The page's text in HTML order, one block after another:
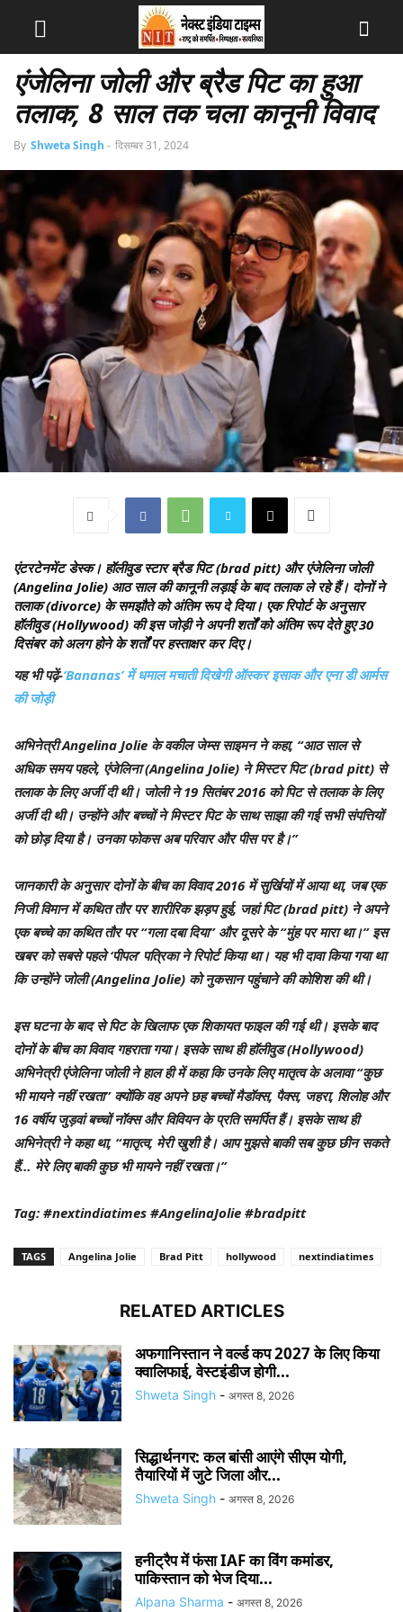
एंजेलिना जोली और ब्रैड पिट का हुआ
तलाक, 8 साल तक चला कानूनी विवाद
By Shweta Singh - दिसम्बर 31, 2024
एंटरटेनमेंट डेस्क। हॉलीवुड स्टार ब्रैड पिट (brad pitt) और एंजेलिना जोली
(Angelina Jolie) आठ साल की कानूनी लड़ाई के बाद तलाक ले रहे हैं। दोनों ने
तलाक (divorce) के समझौते को अंतिम रूप दे दिया। एक रिपोर्ट के अनुसार
हॉलीवुड (Hollywood) की इस जोड़ी ने अपनी शर्तों को अंतिम रूप देते हुए 30
दिसंबर को अलग होने के शर्तों पर हस्ताक्षर कर दिए।
यह भी पढ़ें-‘Bananas’ में धमाल मचाती दिखेगी ऑस्कर इसाक और एना डी आर्मस
की जोड़ी
अभिनेत्री Angelina Jolie के वकील जेम्स साइमन ने कहा, “आठ साल से
अधिक समय पहले, एंजेलिना (Angelina Jolie) ने मिस्टर पिट (brad pitt) से
तलाक के लिए अर्जी दी थी। जोली ने 19 सितंबर 2016 को पिट से तलाक के लिए
अर्जी दी थी। उन्होंने और बच्चों ने मिस्टर पिट के साथ साझा की गई सभी संपत्तियों
को छोड़ दिया है। उनका फोकस अब परिवार और पीस पर है।”
जानकारी के अनुसार दोनों के बीच का विवाद 2016 में सुर्खियों में आया था, जब एक
निजी विमान में कथित तौर पर शारीरिक झड़प हुई, जहां पिट (brad pitt) ने अपने
एक बच्चे का कथित तौर पर “गला दबा दिया” और दूसरे के “मुंह पर मारा था।” इस
खबर को सबसे पहले ‘पीपल’ पत्रिका ने रिपोर्ट किया था। यह भी दावा किया गया था
कि उन्होंने जोली (Angelina Jolie) को नुकसान पहुंचाने की कोशिश की थी।
इस घटना के बाद से पिट के खिलाफ एक शिकायत फाइल की गई थी। इसके बाद
दोनों के बीच का विवाद गहराता गया। इसके साथ ही हॉलीवुड (Hollywood)
अभिनेत्री एंजेलिना जोली ने हाल ही में कहा कि उनके लिए मातृत्व के अलावा “कुछ
भी मायने नहीं रखता” क्योंकि वह अपने छह बच्चों मैडॉक्स, पैक्स, जहरा, शिलोह और
16 वर्षीय जुड़वां बच्चों नॉक्स और विवियन के प्रति समर्पित हैं। इसके साथ ही
अभिनेत्री ने कहा था, “मातृत्व, मेरी खुशी है। आप मुझसे बाकी सब कुछ छीन सकते
हैं… मेरे लिए बाकी कुछ भी मायने नहीं रखता।”
Tag: #nextindiatimes #AngelinaJolie #bradpitt
TAGS Angelina Jolie Brad Pitt hollywood nextindiatimes
RELATED ARTICLES
अफगानिस्तान ने वर्ल्ड कप 2027 के लिए किया
क्वालिफाई, वेस्टइंडीज होगी...
Shweta Singh - अगस्त 8, 2026
सिद्धार्थनगर: कल बांसी आएंगे सीएम योगी,
तैयारियों में जुटे जिला और...
Shweta Singh - अगस्त 8, 2026
हनीट्रैप में फंसा IAF का विंग कमांडर,
पाकिस्तान को भेज दिया...
Alpana Sharma - अगस्त 8, 2026